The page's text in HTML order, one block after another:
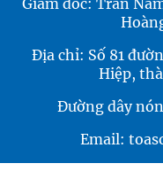
Giám đốc: Trần
Địa chỉ: Số 81
Hiệp,
Đường dây
Email: